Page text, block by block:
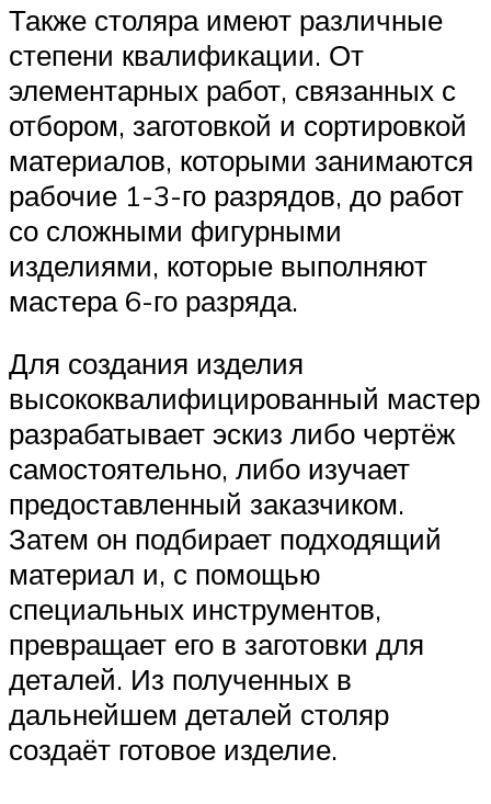
Также столяра имеют различные
степени квалификации. От
элементарных работ, связанных с
отбором, заготовкой и сортировкой
материалов, которыми занимаются
рабочие 1-3-го разрядов, до работ
со сложными фигурными
изделиями, которые выполняют
мастера 6-го разряда.
Для создания изделия
высококвалифицированный мастер
разрабатывает эскиз либо чертёж
самостоятельно, либо изучает
предоставленный заказчиком.
Затем он подбирает подходящий
материал и, с помощью
специальных инструментов,
превращает его в заготовки для
деталей. Из полученных в
дальнейшем деталей столяр
создаёт готовое изделие.